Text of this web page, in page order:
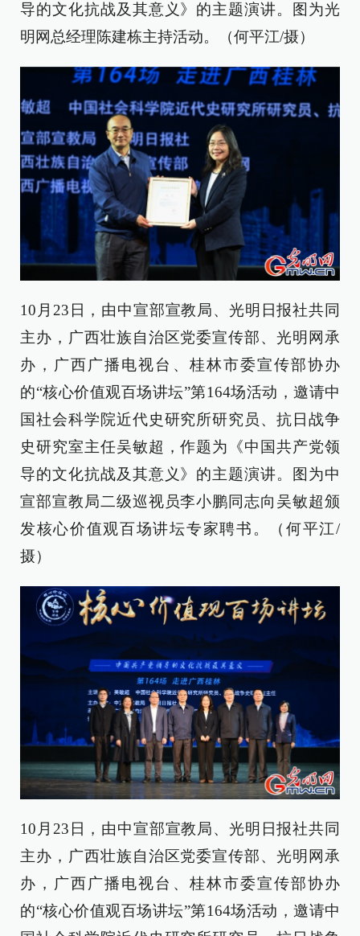
导的文化抗战及其意义》的主题演讲。图为光
明网总经理陈建栋主持活动。（何平江/摄）
10月23日，由中宣部宣教局、光明日报社共同
主办，广西壮族自治区党委宣传部、光明网承
办，广西广播电视台、桂林市委宣传部协办
的“核心价值观百场讲坛”第164场活动，邀请中
国社会科学院近代史研究所研究员、抗日战争
史研究室主任吴敏超，作题为《中国共产党领
导的文化抗战及其意义》的主题演讲。图为中
宣部宣教局二级巡视员李小鹏同志向吴敏超颁
发核心价值观百场讲坛专家聘书。（何平江/
摄）
10月23日，由中宣部宣教局、光明日报社共同
主办，广西壮族自治区党委宣传部、光明网承
办，广西广播电视台、桂林市委宣传部协办
的“核心价值观百场讲坛”第164场活动，邀请中